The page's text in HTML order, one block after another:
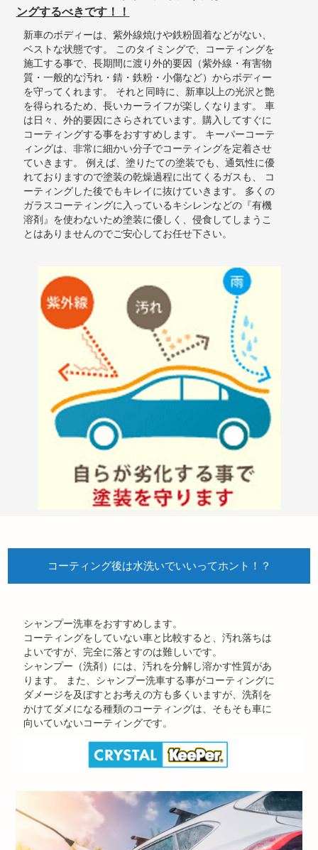
ングするべきです！！
新車のボディーは、紫外線焼けや鉄粉固着などがない、
ベストな状態です。 このタイミングで、コーティングを
施工する事で、長期間に渡り外的要因（紫外線・有害物
質・一般的な汚れ・錆・鉄粉・小傷など）からボディー
を守ってくれます。 それと同時に、新車以上の光沢と艶
を得られるため、長いカーライフが楽しくなります。 車
は日々、外的要因にさらされています。購入してすぐに
コーティングする事をおすすめします。 キーパーコーテ
ィングは、非常に細かい分子でコーティングを定着させ
ていきます。 例えば、塗りたての塗装でも、通気性に優
れておりますので塗装の乾燥過程に出てくるガスも、 コ
ーティングした後でもキレイに抜けていきます。 多くの
ガラスコーティングに入っているキシレンなどの『有機
溶剤』を使わないため塗装に優しく、侵食してしまうこ
とはありませんのでご安心してお任せ下さい。
コーティング後は水洗いでいいってホント！？
シャンプー洗車をおすすめします。
コーティングをしていない車と比較すると、汚れ落ちは
よいですが、完全に落とすのは難しいです。
シャンプー（洗剤）には、汚れを分解し溶かす性質があ
ります。 また、シャンプー洗車する事がコーティングに
ダメージを及ぼすとお考えの方も多くいますが、洗剤を
かけてダメになる種類のコーティングは、そもそも車に
向いていないコーティングです。